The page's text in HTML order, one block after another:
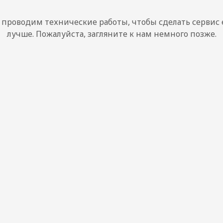
технические работы, чтобы сделать сервис
лучше. Пожалуйста, загляните к нам немного позже.